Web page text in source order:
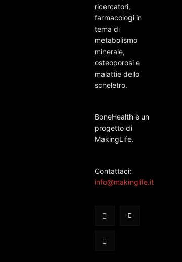
ricercatori,
farmacologi in
tema di
metabolismo
minerale,
osteoporosi e
malattie dello
scheletro.
BoneHealth è un
progetto di
MakingLife.
Contattaci:
info@makinglife.it